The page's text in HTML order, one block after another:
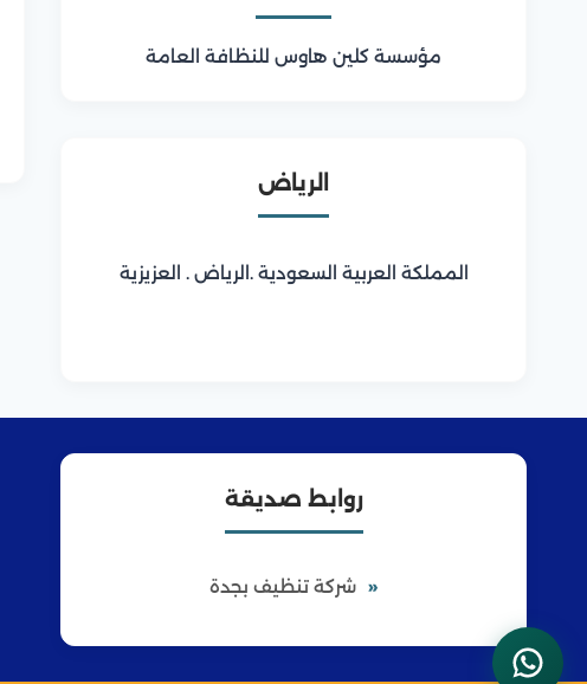
مؤسسة كلين هاوس للنظافة العامة
الرياض
المملكة العربية السعودية .الرياض . العزيزية
روابط صديقة
شركة تنظيف بجدة